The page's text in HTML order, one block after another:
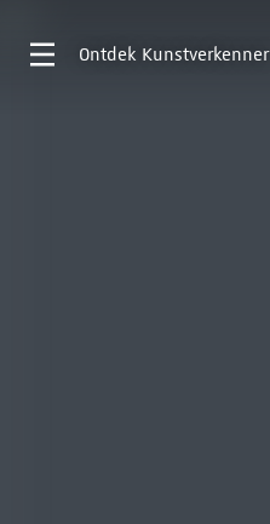
Ontdek Kunstverkenner